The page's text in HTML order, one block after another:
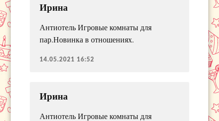
Ирина
Антиотель Игровые комнаты для
пар.Новинка в отношениях.
14.05.2021 16:52
Ирина
Антиотель Игровые комнаты для